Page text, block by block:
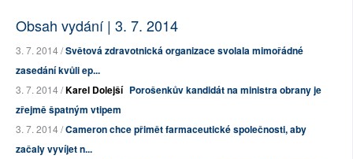
Obsah vydání | 3. 7. 2014
3. 7. 2014 /Světová zdravotnická organizace svolala mimořádné
zasedání kvůli ep...
3. 7. 2014 /Karel Dolejší Porošenkův kandidát na ministra obrany je
zřejmě špatným vtipem
3. 7. 2014 /Cameron chce přimět farmaceutické společnosti, aby
začaly vyvíjet n...